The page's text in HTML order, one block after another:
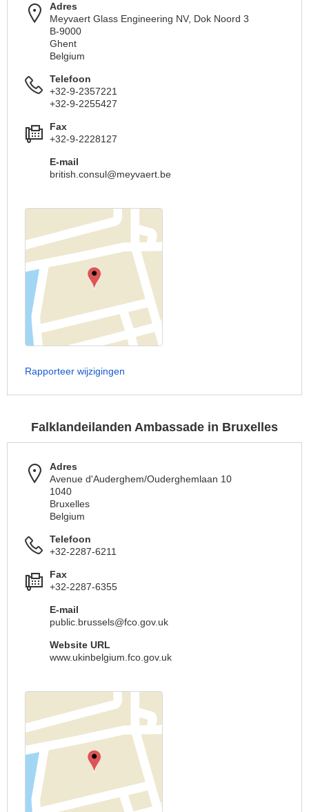
Adres
Meyvaert Glass Engineering NV, Dok Noord 3
B-9000
Ghent
Belgium
Telefoon
+32-9-2357221
+32-9-2255427
Fax
+32-9-2228127
E-mail
british.consul@meyvaert.be
Rapporteer wijzigingen
Falklandeilanden Ambassade in Bruxelles
Adres
Avenue d'Auderghem/Ouderghemlaan 10
1040
Bruxelles
Belgium
Telefoon
+32-2287-6211
Fax
+32-2287-6355
E-mail
public.brussels@fco.gov.uk
Website URL
www.ukinbelgium.fco.gov.uk